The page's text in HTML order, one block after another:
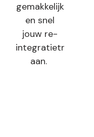
gemakkelijk
en snel
jouw re-
integratietraject
aan.